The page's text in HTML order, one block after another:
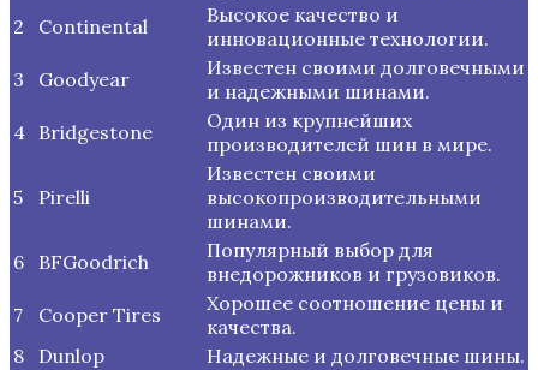
2
Continental
Высокое качество и
инновационные технологии.
3
Goodyear
Известен своими долговечными
и надежными шинами.
4 Bridgestone
Один из крупнейших
производителей шин в мире.
5 Pirelli
Известен своими
высокопроизводительными
шинами.
6
BFGoodrich
Популярный выбор для
внедорожников и грузовиков.
7
Cooper Tires
Хорошее соотношение цены и
качества.
8
Dunlop
Надежные и долговечные шины.